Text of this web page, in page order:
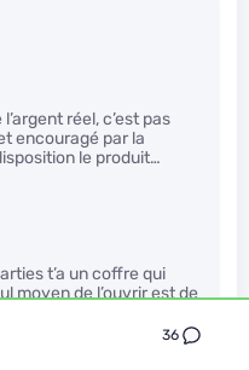
36
réel, c’est pas
encouragé par la
le produit…
t’a un coffre qui
moyen de l’ouvrir est de
est de payer aussi.
de telle pratique ?